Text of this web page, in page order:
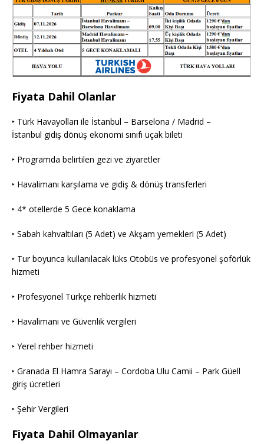
Fiyata Dahil Olanlar
‣ Türk Havayolları ile İstanbul – Barselona / Madrid –
İstanbul gidiş dönüş ekonomi sınıfı uçak bileti
‣ Programda belirtilen gezi ve ziyaretler
‣ Havalimanı karşılama ve gidiş & dönüş transferleri
‣ 4* otellerde 5 Gece konaklama
‣ Sabah kahvaltıları (5 Adet) ve Akşam yemekleri (5 Adet)
‣ Tur boyunca kullanılacak lüks Otobüs ve profesyonel şoförlük
hizmeti
‣ Profesyonel Türkçe rehberlik hizmeti
‣ Havalimanı ve Güvenlik vergileri
‣ Yerel rehber hizmeti
‣ Granada El Hamra Sarayı – Cordoba Ulu Camii – Park Güell
giriş ücretleri
‣ Şehir Vergileri
Fiyata Dahil Olmayanlar